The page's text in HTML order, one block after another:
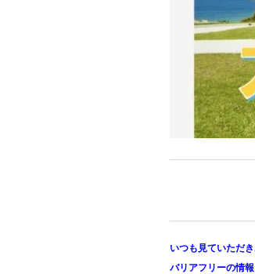
いつも見ていただ
バリアフリーの情